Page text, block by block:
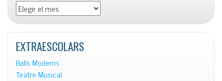
Totes
les
notícies
EXTRAESCOLARS
Balls Moderns
Teatre Musical